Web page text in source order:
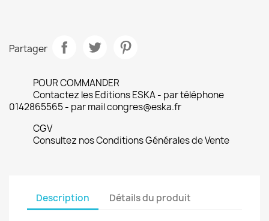
Partager
POUR COMMANDER
Contactez les Editions ESKA - par téléphone
0142865565 - par mail congres@eska.fr
CGV
Consultez nos Conditions Générales de Vente
Description Détails du produit